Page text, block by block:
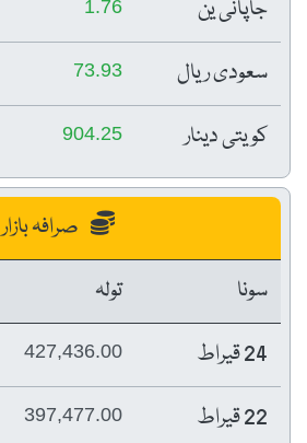
جاپانی ین 1.76
سعودی ریال 73.93
کویتی دینار 904.25
صرافہ بازار
سونا
تولہ
24 قیراط
427,436.00
22 قیراط 397,477.00